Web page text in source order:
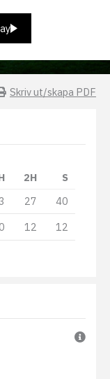
Skriv ut/skapa PDF
2H S
27 40
12 12